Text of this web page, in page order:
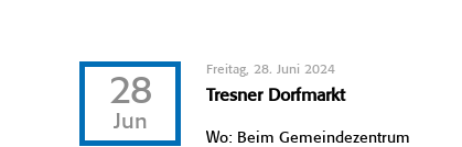
28
Jun
Freitag, 28. Juni 2024
Tresner Dorfmarkt
Wo: Beim Gemeindezentrum